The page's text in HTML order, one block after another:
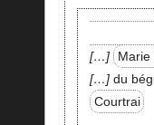
…
Marie
… du
Courtrai